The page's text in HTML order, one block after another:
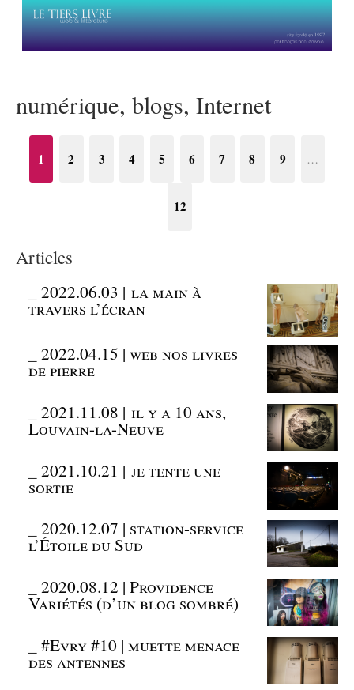
numérique, blogs, Internet
1 2 3 4 5 6 7 8 9 …
12
Articles
_2022.06.03 | la main à
travers l’écran
_2022.04.15 | web nos livres
de pierre
_2021.11.08 | il y a 10 ans,
Louvain-la-Neuve
_2021.10.21 | je tente une
sortie
_2020.12.07 | station-service
l’Étoile du Sud
_2020.08.12 | Providence
Variétés (d’un blog sombré)
_#Evry #10 | muette menace
des antennes